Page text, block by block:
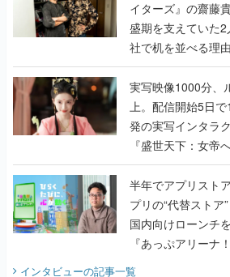
イターズ』の齋藤
盛期を支えていた
社で机を並べる理
『TATSUJIN
んだレジェンド2
実写映像1000分、
上。配信開始5日
発の実写インタラ
『盛世天下：女帝
うこだわりをプロ
半年でアプリストアをオ
プリの“代替ストア
国内向けローンチ
『あっぷアリーナ
てみた
インタビューの記事一覧